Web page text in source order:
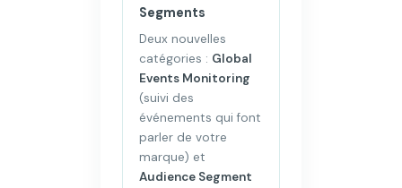
Segments
Deux nouvelles
catégories : Global
Events Monitoring
(suivi des
événements qui font
parler de votre
marque) et
Audience Segment